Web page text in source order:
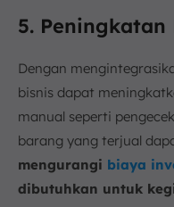
5.
Dengan
bisnis dapat
manual seperti
barang yang terjual
mengurangi biaya
dibutuhkan untuk